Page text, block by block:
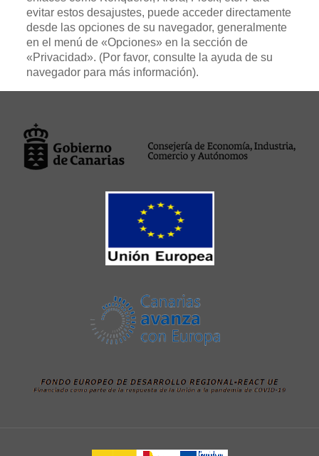
evitar estos desajustes, puede acceder directamente
desde las opciones de su navegador, generalmente
en el menú de «Opciones» en la sección de
«Privacidad». (Por favor, consulte la ayuda de su
navegador para más información).